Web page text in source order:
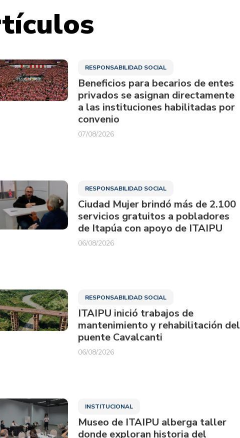
RESPONSABILIDAD SOCIAL
Beneficios para becarios de entes
privados se asignan directamente
a las instituciones habilitadas por
convenio
07/08/2026
RESPONSABILIDAD SOCIAL
Ciudad Mujer brindó más de 2.100
servicios gratuitos a pobladores
de Itapúa con apoyo de ITAIPU
06/08/2026
RESPONSABILIDAD SOCIAL
ITAIPU inició trabajos de
mantenimiento y rehabilitación del
puente Cavalcanti
06/08/2026
INSTITUCIONAL
Museo de ITAIPU alberga taller
donde exploran historia del